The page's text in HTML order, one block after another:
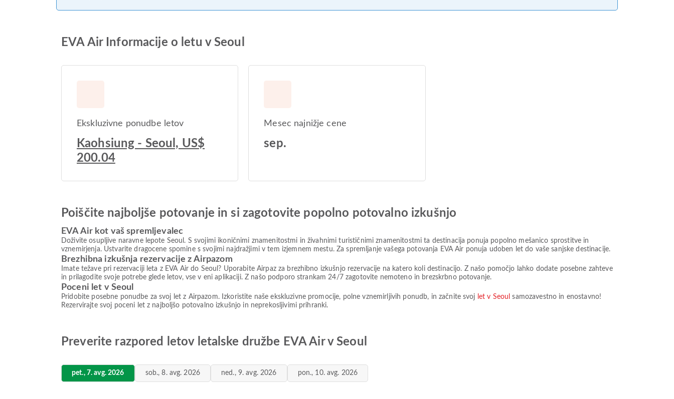
EVA Air Informacije o letu v Seoul
Ekskluzivne ponudbe letov
Kaohsiung - Seoul, US$
200.04
Mesec najnižje cene
sep.
Poiščite najboljše potovanje in si zagotovite popolno potovalno izkušnjo
EVA Air kot vaš spremljevalec
Doživite osupljive naravne lepote Seoul. S svojimi ikoničnimi znamenitostmi in živahnimi turističnimi znamenitostmi ta destinacija ponuja popolno mešanico sprostitve in
vznemirjenja. Ustvarite dragocene spomine s svojimi najdražjimi v tem izjemnem mestu. Za spremljanje vašega potovanja EVA Air ponuja udoben let do vaše sanjske destinacije.
Brezhibna izkušnja rezervacije z Airpazom
Imate težave pri rezervaciji leta z EVA Air do Seoul? Uporabite Airpaz za brezhibno izkušnjo rezervacije na katero koli destinacijo. Z našo pomočjo lahko dodate posebne zahteve
in prilagodite svoje potrebe glede letov, vse v eni aplikaciji. Z našo podporo strankam 24/7 zagotovite nemoteno in brezskrbno potovanje.
Poceni let v Seoul
Pridobite posebne ponudbe za svoj let z Airpazom. Izkoristite naše ekskluzivne promocije, polne vznemirljivih ponudb, in začnite svoj let v Seoul samozavestno in enostavno!
Rezervirajte svoj poceni let z najboljšo potovalno izkušnjo in neprekosljivimi prihranki.
Preverite razpored letov letalske družbe EVA Air v Seoul
pet., 7. avg. 2026 sob., 8. avg. 2026 ned., 9. avg. 2026 pon., 10. avg. 2026